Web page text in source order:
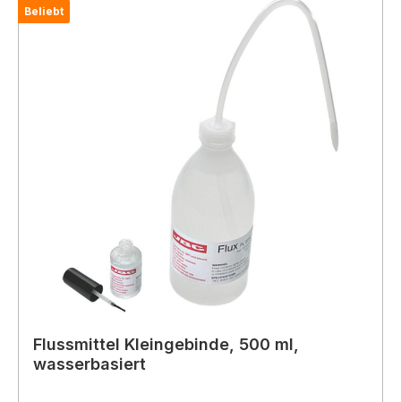
Beliebt
Flussmittel Kleingebinde, 500 ml,
wasserbasiert